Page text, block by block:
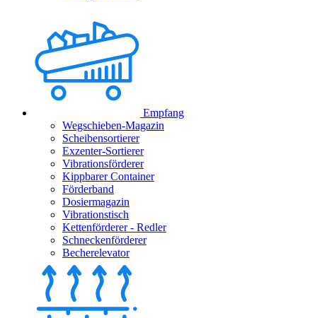
Empfang
Wegschieben-Magazin
Scheibensortierer
Exzenter-Sortierer
Vibrationsförderer
Kippbarer Container
Förderband
Dosiermagazin
Vibrationstisch
Kettenförderer - Redler
Schneckenförderer
Becherelevator